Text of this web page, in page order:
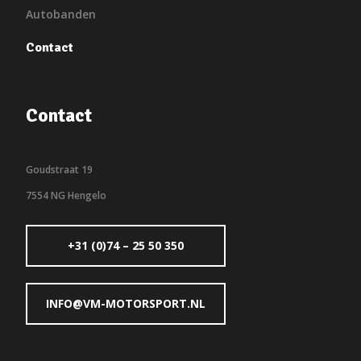
Autobanden
Contact
Contact
Goudstraat 19
7554 NG Hengelo
+31 (0)74 – 25 50 350
INFO@VM-MOTORSPORT.NL